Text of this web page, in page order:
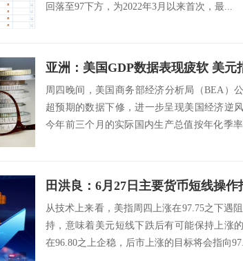
回落至97下方，为2022年3月以来首次，最...
亚洲：美国GDP数据表现疲软 美元
周四晚间，美国商务部经济分析局（BEA）
超预期的数据下修，进一步呈现美国经济逆
今年前三个月的实际国内生产总值按年化季
田洪良：6月27日主要货币短线
从技术上来看，美指周四上涨在97.75之下遇
持，意味着美元短线下跌后有可能保持上涨
在96.80之上企稳，后市上涨的目标将会指向